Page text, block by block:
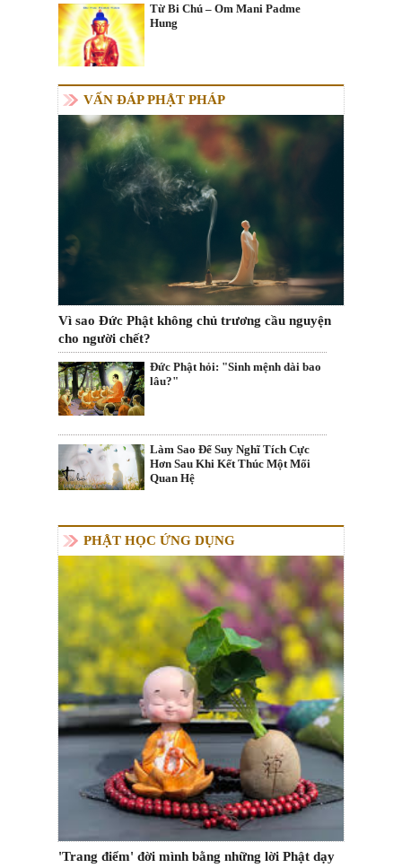
Từ Bi Chú – Om Mani Padme
Hung
VẤN ĐÁP PHẬT PHÁP
Vì sao Đức Phật không chủ trương cầu nguyện
cho người chết?
Đức Phật hỏi: "Sinh mệnh dài bao
lâu?"
Làm Sao Để Suy Nghĩ Tích Cực
Hơn Sau Khi Kết Thúc Một Mối
Quan Hệ
PHẬT HỌC ỨNG DỤNG
'Trang điểm' đời mình bằng những lời Phật dạy